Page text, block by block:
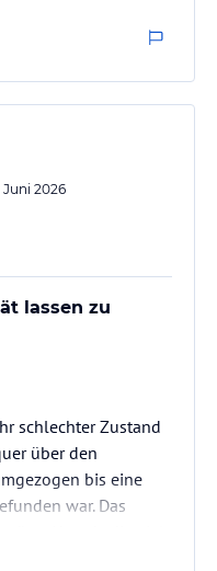
Juni 2026
lassen zu
schlechter Zustand
über den
bis eine
war. Das
echt nervig.